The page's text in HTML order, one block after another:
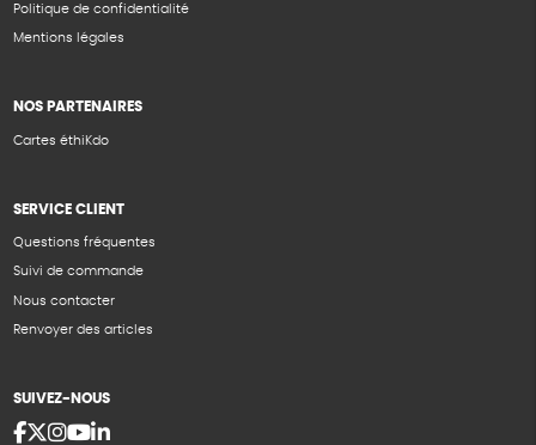
Politique de confidentialité
Mentions légales
NOS PARTENAIRES
Cartes éthiKdo
SERVICE CLIENT
Questions fréquentes
Suivi de commande
Nous contacter
Renvoyer des articles
SUIVEZ-NOUS